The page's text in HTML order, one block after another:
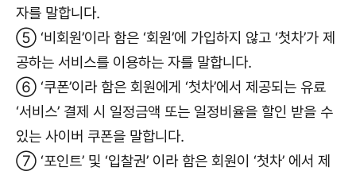
자를 말합니다.
⑤ ‘비회원’이라 함은 ‘회원’에 가입하지 않고 ‘첫차’가 제
공하는 서비스를 이용하는 자를 말합니다.
⑥ ‘쿠폰’이라 함은 회원에게 ‘첫차’에서 제공되는 유료
‘서비스’ 결제 시 일정금액 또는 일정비율을 할인 받을 수
있는 사이버 쿠폰을 말합니다.
⑦ ‘포인트’ 및 ‘입찰권’ 이라 함은 회원이 ‘첫차’ 에서 제